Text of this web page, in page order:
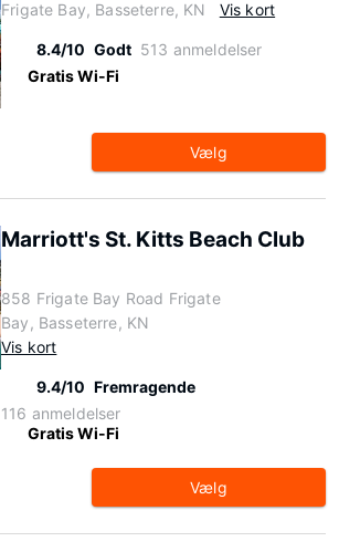
Frigate Bay, Basseterre, KN Vis kort
8.4/10 Godt 513 anmeldelser
Gratis Wi-Fi
Vælg
Marriott's St. Kitts Beach Club
858 Frigate Bay Road Frigate
Bay, Basseterre, KN
Vis kort
9.4/10 Fremragende
116 anmeldelser
Gratis Wi-Fi
Vælg